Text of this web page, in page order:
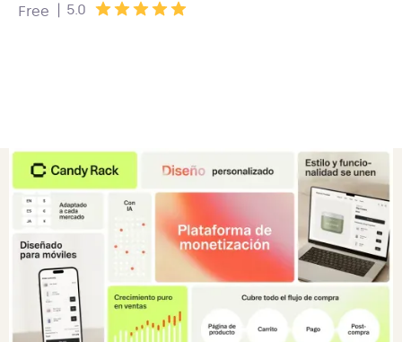
Free | 5.0